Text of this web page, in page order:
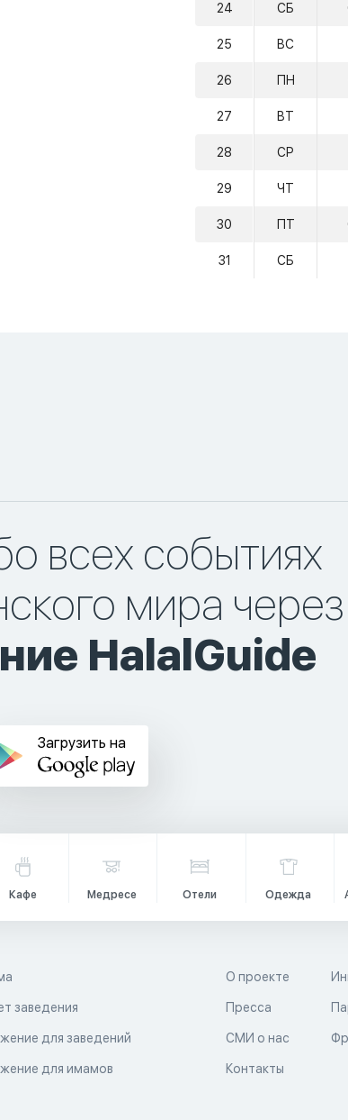
24 СБ
25 ВС
26 ПН
27 ВТ
28 СР
29 ЧТ
30 ПТ
31 СБ
всех событиях
мира через
HalalGuide
Загрузить на
Кафе Медресе Отели Одежда
заведения
для заведений
для имамов
О проекте
Пресса
СМИ о нас
Контакты